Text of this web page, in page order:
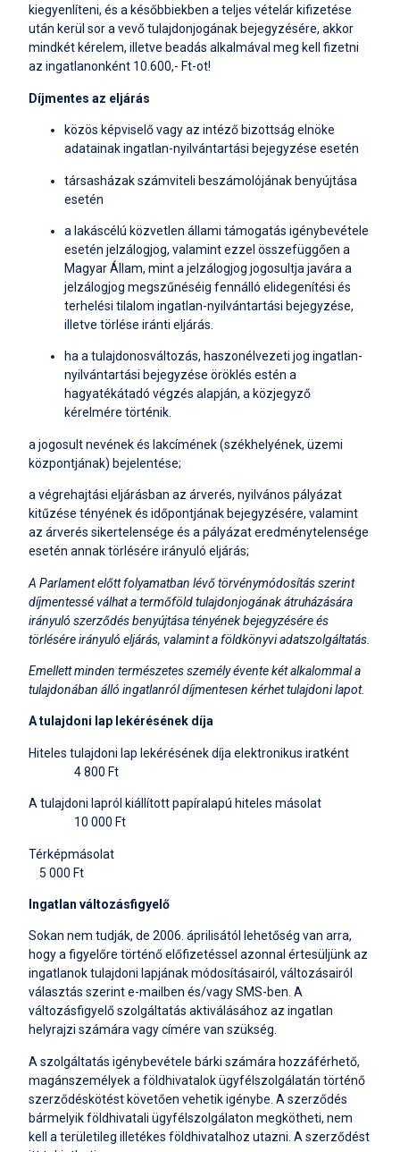
kiegyenlíteni, és a későbbiekben a teljes vételár kifizetése
után kerül sor a vevő tulajdonjogának bejegyzésére, akkor
mindkét kérelem, illetve beadás alkalmával meg kell fizetni
az ingatlanonként 10.600,- Ft-ot!
Díjmentes az eljárás
közös képviselő vagy az intéző bizottság elnöke
adatainak ingatlan-nyilvántartási bejegyzése esetén
társasházak számviteli beszámolójának benyújtása
esetén
a lakáscélú közvetlen állami támogatás igénybevétele
esetén jelzálogjog, valamint ezzel összefüggően a
Magyar Állam, mint a jelzálogjog jogosultja javára a
jelzálogjog megszűnéséig fennálló elidegenítési és
terhelési tilalom ingatlan-nyilvántartási bejegyzése,
illetve törlése iránti eljárás.
ha a tulajdonosváltozás, haszonélvezeti jog ingatlan-
nyilvántartási bejegyzése öröklés estén a
hagyatékátadó végzés alapján, a közjegyző
kérelmére történik.
a jogosult nevének és lakcímének (székhelyének, üzemi
központjának) bejelentése;
a végrehajtási eljárásban az árverés, nyilvános pályázat
kitűzése tényének és időpontjának bejegyzésére, valamint
az árverés sikertelensége és a pályázat eredménytelensége
esetén annak törlésére irányuló eljárás;
A Parlament előtt folyamatban lévő törvénymódosítás szerint
díjmentessé válhat a termőföld tulajdonjogának átruházására
irányuló szerződés benyújtása tényének bejegyzésére és
törlésére irányuló eljárás, valamint a földkönyvi adatszolgáltatás.
Emellett minden természetes személy évente két alkalommal a
tulajdonában álló ingatlanról díjmentesen kérhet tulajdoni lapot.
A tulajdoni lap lekérésének díja
Hiteles tulajdoni lap lekérésének díja elektronikus iratként
4 800 Ft
A tulajdoni lapról kiállított papíralapú hiteles másolat
10 000 Ft
Térképmásolat
5 000 Ft
Ingatlan változásfigyelő
Sokan nem tudják, de 2006. áprilisától lehetőség van arra,
hogy a figyelőre történő előfizetéssel azonnal értesüljünk az
ingatlanok tulajdoni lapjának módosításairól, változásairól
választás szerint e-mailben és/vagy SMS-ben. A
változásfigyelő szolgáltatás aktiválásához az ingatlan
helyrajzi számára vagy címére van szükség.
A szolgáltatás igénybevétele bárki számára hozzáférhető,
magánszemélyek a földhivatalok ügyfélszolgálatán történő
szerződéskötést követően vehetik igénybe. A szerződés
bármelyik földhivatali ügyfélszolgálaton megkötheti, nem
kell a területileg illetékes földhivatalhoz utazni. A szerződést